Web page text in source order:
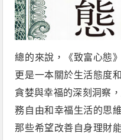
總的來說，《致富心態
更是一本關於生活態度
貪婪與幸福的深刻洞察
務自由和幸福生活的思
那些希望改善自身理財